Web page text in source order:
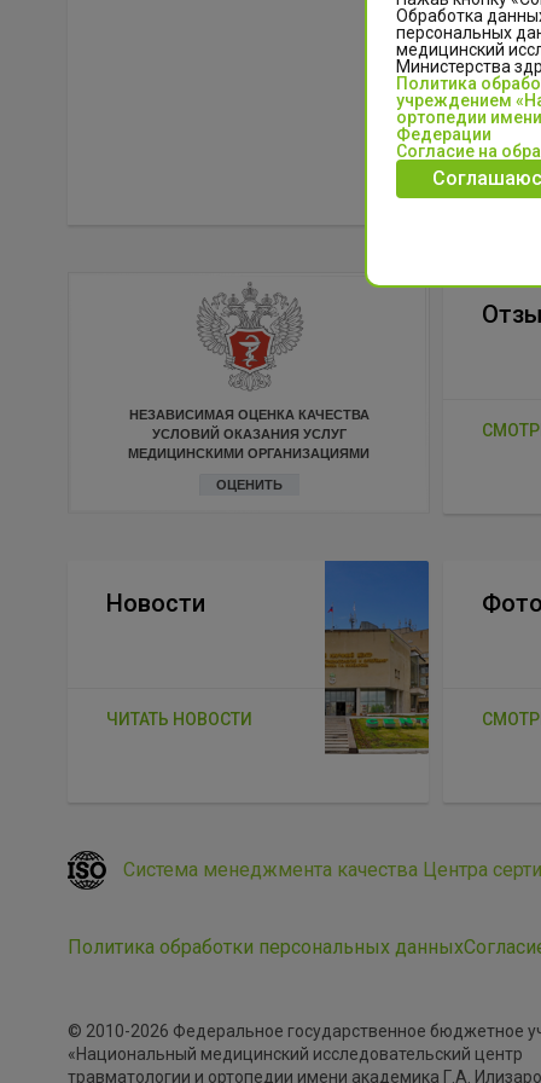
НЕЗАВИСИМАЯ ОЦЕНКА КАЧЕСТВА
УСЛОВИЙ ОКАЗАНИЯ УСЛУГ
МЕДИЦИНСКИМИ ОРГАНИЗАЦИЯМИ
ОЦЕНИТЬ
Новости
ЧИТАТЬ НОВОСТИ
Система менеджмента качества Центра
Политика обработки персональных данных
© 2010-2026 Федеральное государственное бюджетное
«Национальный медицинский исследовательский центр
травматологии и ортопедии имени академика Г.А.
Обработка
персональных
медицинский
Министерства
Политика
учреждением
ортопедии
Федерации
Согласие на